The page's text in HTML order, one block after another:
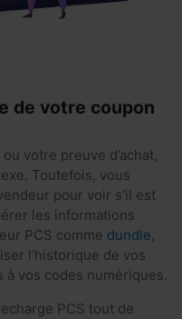
de votre coupon
votre preuve d’achat,
Toutefois, vous
pour voir s'il est
les informations
PCS comme dundle,
l’historique de vos
à vos codes numériques.
PCS tout de